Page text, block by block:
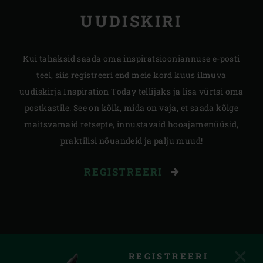
UUDISKIRI
Kui tahaksid saada oma inspiratsiooniannuse e-posti
teel, siis registreeri end meie kord kuus ilmuva
uudiskirja Inspiration Today tellijaks ja lisa vürtsi oma
postkastile. See on kõik, mida on vaja, et saada kõige
maitsvamaid retsepte, innustavaid hooajamenüüsid,
praktilisi nõuandeid ja palju muud!
REGISTREERI
REGISTREERI